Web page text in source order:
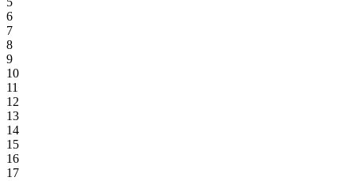
6
7
8
9
10
11
12
13
14
15
16
17